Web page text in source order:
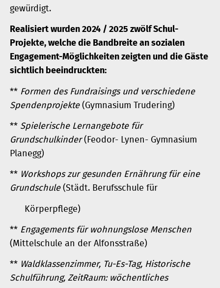
gewürdigt.
Realisiert wurden 2024 / 2025 zwölf Schul-
Projekte, welche die Bandbreite an sozialen
Engagement-Möglichkeiten zeigten und die Gäste
sichtlich beeindruckten:
** Formen des Fundraisings und verschiedene
Spendenprojekte(Gymnasium Trudering)
** Spielerische Lernangebote für
Grundschulkinder(Feodor- Lynen- Gymnasium
Planegg)
** Workshops zur gesunden Ernährung für eine
Grundschule(Städt. Berufsschule für
Körperpflege)
** Engagements für wohnungslose Menschen
(Mittelschule an der Alfonsstraße)
** Waldklassenzimmer, Tu-Es-Tag, Historische
Schulführung, ZeitRaum: wöchentliches